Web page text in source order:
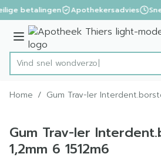
Ga naar de inhoud
1 van 1
betalingen Apothekersadvies
Menu
Product, merk, categorie...
Vind snel w
Home / Gum Trav-ler
Gum Trav-ler
1,2mm 6 1512m6